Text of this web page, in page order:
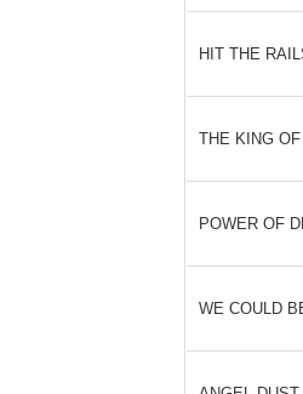
HIT THE
THE KING OF
POWER OF
WE COULD